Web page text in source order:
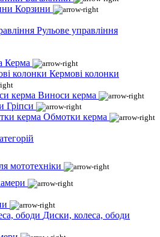
Корзини
Рульове управління
Керма
Кермові колонки
Виноси керма
Гріпси
Обмотки керма
мототехніки
Диски, колеса, ободи